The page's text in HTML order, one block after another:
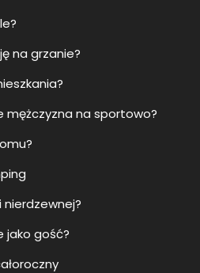
na grzanie?
mężczyzna na sportowo?
nierdzewnej?
jako gość?